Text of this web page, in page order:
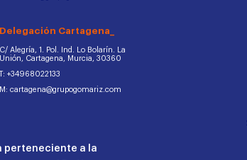
Delegación Cartagena_
C/ Alegría, 1. Pol. Ind. Lo Bolarín. La
Unión, Cartagena, Murcia, 30360
T: +34968022133
M: cartagena@grupogomariz.com
perteneciente a la